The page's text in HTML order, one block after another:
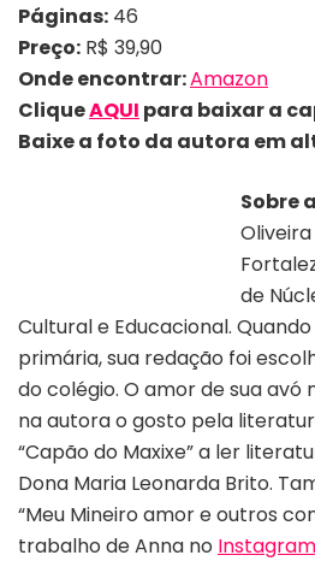
Páginas: 46
Preço: R$ 39,90
Onde encontrar:Amazon
CliqueAQUI para baixar a
Baixe a foto da autora em
Sobre
de
Cultural e Educacional.
primária, sua redação foi
do colégio. O amor de sua
na autora o gosto pela
“Capão do Maxixe” a ler
Dona Maria Leonarda Brito.
“Meu Mineiro amor e outros
trabalho de Anna no Instagram